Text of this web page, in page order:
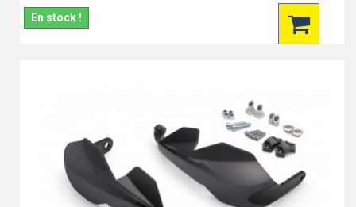
En stock !